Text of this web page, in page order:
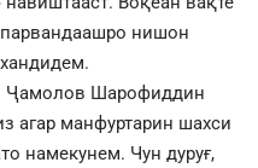
парвандаашро нишон
Ҷамолов Шарофиддин
агар манфуртарин шахси
намекунем. Чун дуруғ,